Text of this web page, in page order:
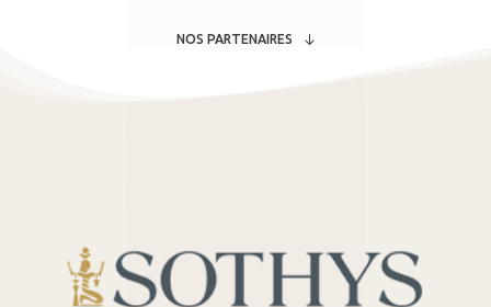
NOS PARTENAIRES